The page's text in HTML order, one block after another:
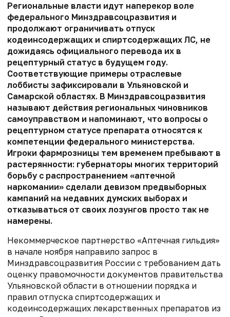
Региональные власти идут наперекор воле
федерального Минздравсоцразвития и
продолжают ограничивать отпуск
кодеинсодержащих и спиртсодержащих ЛС, не
дожидаясь официального перевода их в
рецептурный статус в будущем году.
Соответствующие примеры отраслевые
лоббисты зафиксировали в Ульяновской и
Самарской областях. В Минздравсоцразвития
называют действия региональных чиновников
самоуправством и напоминают, что вопросы о
рецептурном статусе препарата относятся к
компетенции федерального министерства.
Игроки фармрозницы тем временем пребывают в
растерянности: губернаторы многих территорий
борьбу с распространением «аптечной
наркомании» сделали девизом предвыборных
кампаний на недавних думских выборах и
отказываться от своих лозунгов просто так не
намерены.
Некоммерческое партнерство «Аптечная гильдия»
в начале ноября направило запрос в
Минздравсоцразвития России с требованием дать
оценку правомочности документов правительства
Ульяновской области в отношении порядка и
правил отпуска спиртсодержащих и
кодеинсодержащих лекарственных препаратов из